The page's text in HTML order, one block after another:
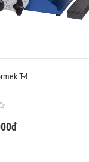
T-4